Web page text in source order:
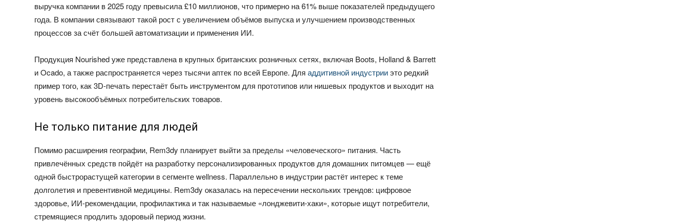
выручка компании в 2025 году превысила £10 миллионов, что примерно на 61% выше показателей предыдущего
года. В компании связывают такой рост с увеличением объёмов выпуска и улучшением производственных
процессов за счёт большей автоматизации и применения ИИ.
Продукция Nourished уже представлена в крупных британских розничных сетях, включая Boots, Holland & Barrett
и Ocado, а также распространяется через тысячи аптек по всей Европе. Дляаддитивной индустрииэто редкий
пример того, как 3D-печать перестаёт быть инструментом для прототипов или нишевых продуктов и выходит на
уровень высокообъёмных потребительских товаров.
Не только питание для людей
Помимо расширения географии, Rem3dy планирует выйти за пределы «человеческого» питания. Часть
привлечённых средств пойдёт на разработку персонализированных продуктов для домашних питомцев — ещё
одной быстрорастущей категории в сегменте wellness. Параллельно в индустрии растёт интерес к теме
долголетия и превентивной медицины. Rem3dy оказалась на пересечении нескольких трендов: цифровое
здоровье, ИИ-рекомендации, профилактика и так называемые «лонджевити-хаки», которые ищут потребители,
стремящиеся продлить здоровый период жизни.